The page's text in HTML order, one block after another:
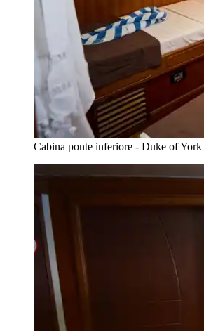
Cabina ponte inferiore - Duke of York